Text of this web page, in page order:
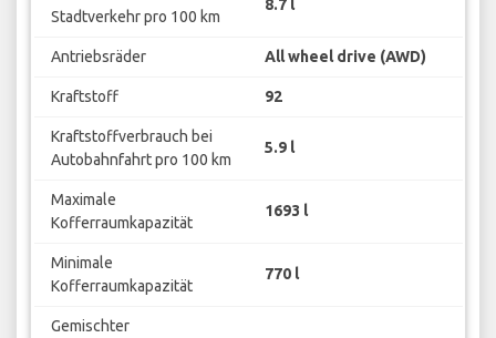
Stadtverkehr pro 100 km
8.7 l
Antriebsräder All wheel drive (AWD)
Kraftstoff 92
Kraftstoffverbrauch bei
Autobahnfahrt pro 100 km
5.9 l
Maximale
Kofferraumkapazität
1693 l
Minimale
Kofferraumkapazität
770 l
Gemischter